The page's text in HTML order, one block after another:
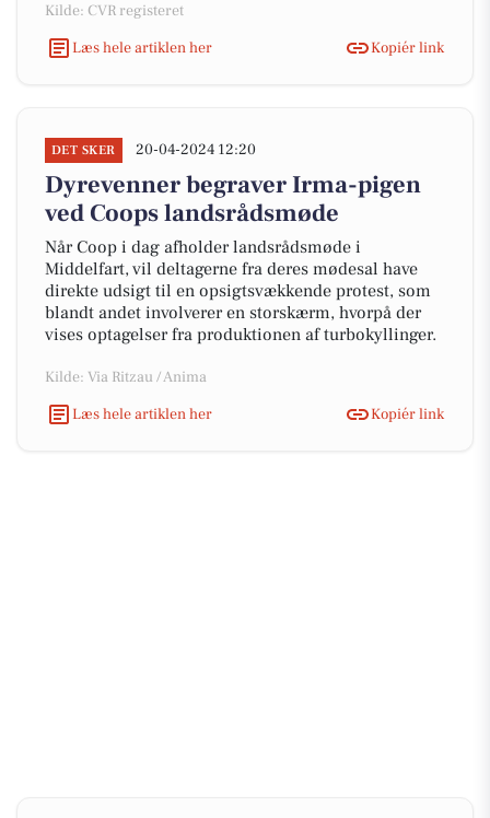
Kilde: CVR registeret
Læs hele artiklen her
Kopiér link
DET SKER 20-04-2024 12:20
Dyrevenner begraver Irma-pigen
ved Coops landsrådsmøde
Når Coop i dag afholder landsrådsmøde i
Middelfart, vil deltagerne fra deres mødesal have
direkte udsigt til en opsigtsvækkende protest, som
blandt andet involverer en storskærm, hvorpå der
vises optagelser fra produktionen af turbokyllinger.
Kilde: Via Ritzau / Anima
Læs hele artiklen her
Kopiér link